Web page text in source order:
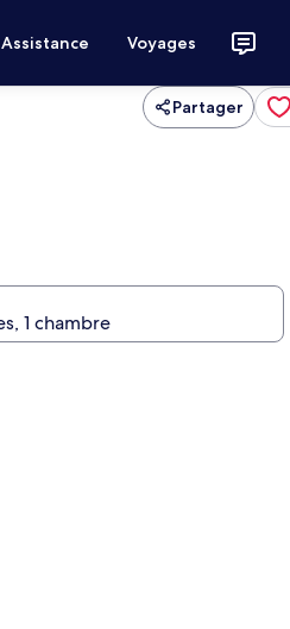
Assistance Voyages
Partager